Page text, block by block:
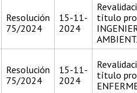
Resolución
75/2024
15-11-
2024
título
Resolución
75/2024
15-11-
2024
título